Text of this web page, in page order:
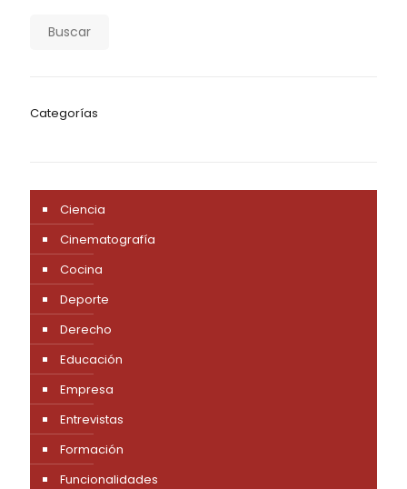
Buscar
Categorías
Ciencia
Cinematografía
Cocina
Deporte
Derecho
Educación
Empresa
Entrevistas
Formación
Funcionalidades